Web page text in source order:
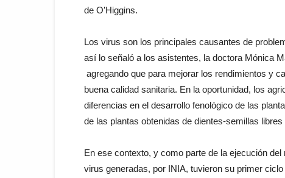
de O’Higgins.
Los virus son los principales causantes de
así lo señaló a los asistentes, la doctora Mónica
agregando que para mejorar los rendimientos y
buena calidad sanitaria. En la oportunidad, los
diferencias en el desarrollo fenológico de las
de las plantas obtenidas de dientes-semillas libres
En ese contexto, y como parte de la ejecución
virus generadas, por INIA, tuvieron su primer